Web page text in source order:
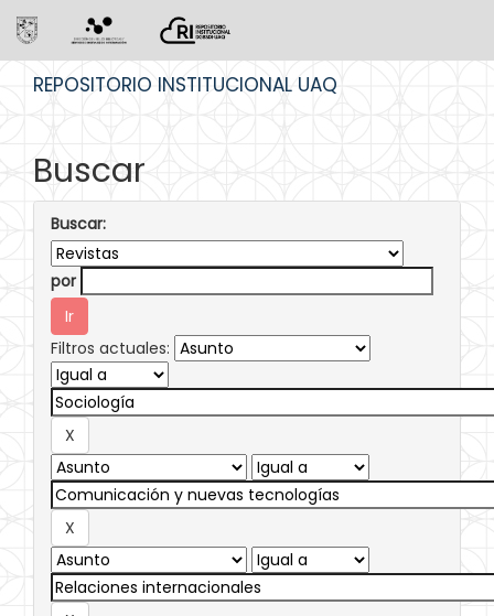
REPOSITORIO INSTITUCIONAL UAQ
Buscar
Buscar:
por
Filtros actuales: